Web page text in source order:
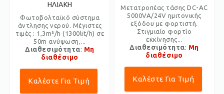
ΗΛΙΑΚΗ
Φωτοβολταϊκό σύστημα
άντλησης νερού. Μέγιστες
τιμές : 1,3m³/h (1300lit/h) σε
50m ανύψωση,...
Διαθεσιμότητα: Μη
διαθέσιμο
Καλέστε Για Τιμή
Μετατροπέας τάσης DC-AC
5000VA/24V ημιτονικής
εξόδου με φορτιστή.
Στιγμιαίο φορτίο
εκκίνησης...
Διαθεσιμότητα: Μη
διαθέσιμο
Καλέστε Για Τιμή